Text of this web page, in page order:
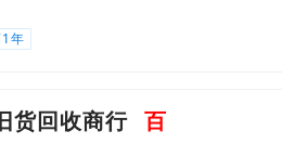
年
货回收商行 百